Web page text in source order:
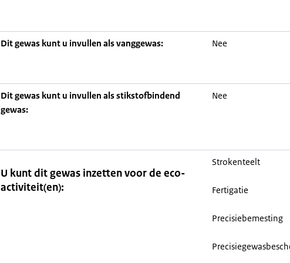
Dit gewas kunt u invullen als vanggewas: Nee
Dit gewas kunt u invullen als stikstofbindend
gewas:
Nee
U kunt dit gewas inzetten voor de eco-
activiteit(en):
Strokenteelt
Fertigatie
Precisiebemesting